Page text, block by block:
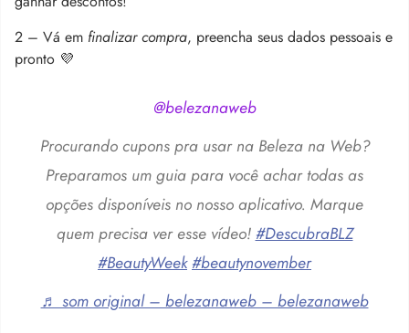
2 – Vá em finalizar compra, preencha seus dados pessoais e
pronto 💜
@belezanaweb
Procurando cupons pra usar na Beleza na Web?
Preparamos um guia para você achar todas as
opções disponíveis no nosso aplicativo. Marque
quem precisa ver esse vídeo! #DescubraBLZ
#BeautyWeek #beautynovember
♬ som original – belezanaweb – belezanaweb